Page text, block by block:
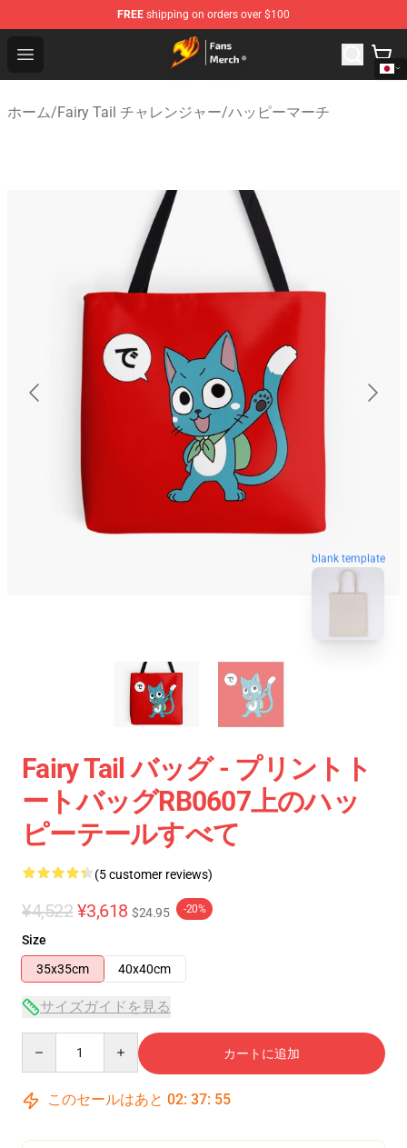
FREE shipping on orders over $100
Open menu
Fairy Tail Store - Official Fairy Tail Merchandise Shop
ホーム/Fairy Tail チャレンジャー/ハッピーマーチ
blank template
Fairy Tail バッグ - プリントト
ートバッグRB0607上のハッ
ピーテールすべて
(5 customer reviews)
¥4,522 ¥3,618 $24.95 -20%
Size
35x35cm
40x40cm
サイズガイドを見る
カートに追加
このセールはあと 02: 37: 54